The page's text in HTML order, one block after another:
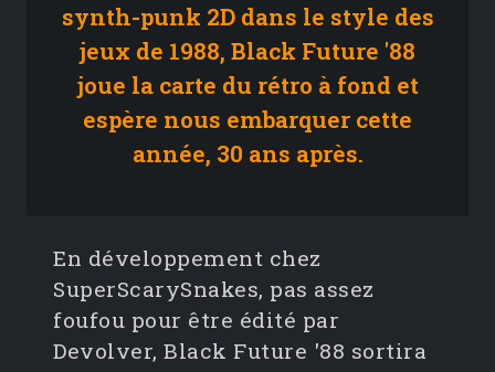
synth-punk 2D dans le style des
jeux de 1988, Black Future '88
joue la carte du rétro à fond et
espère nous embarquer cette
année, 30 ans après.
En développement chez
SuperScarySnakes, pas assez
foufou pour être édité par
Devolver, Black Future '88 sortira